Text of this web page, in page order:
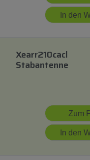
In den
Xearr210cacl
Stabantenne
Zum
In den